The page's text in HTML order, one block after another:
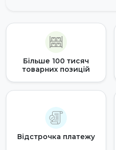
Більше 100 тисяч
товарних позицій
Відстрочка платежу